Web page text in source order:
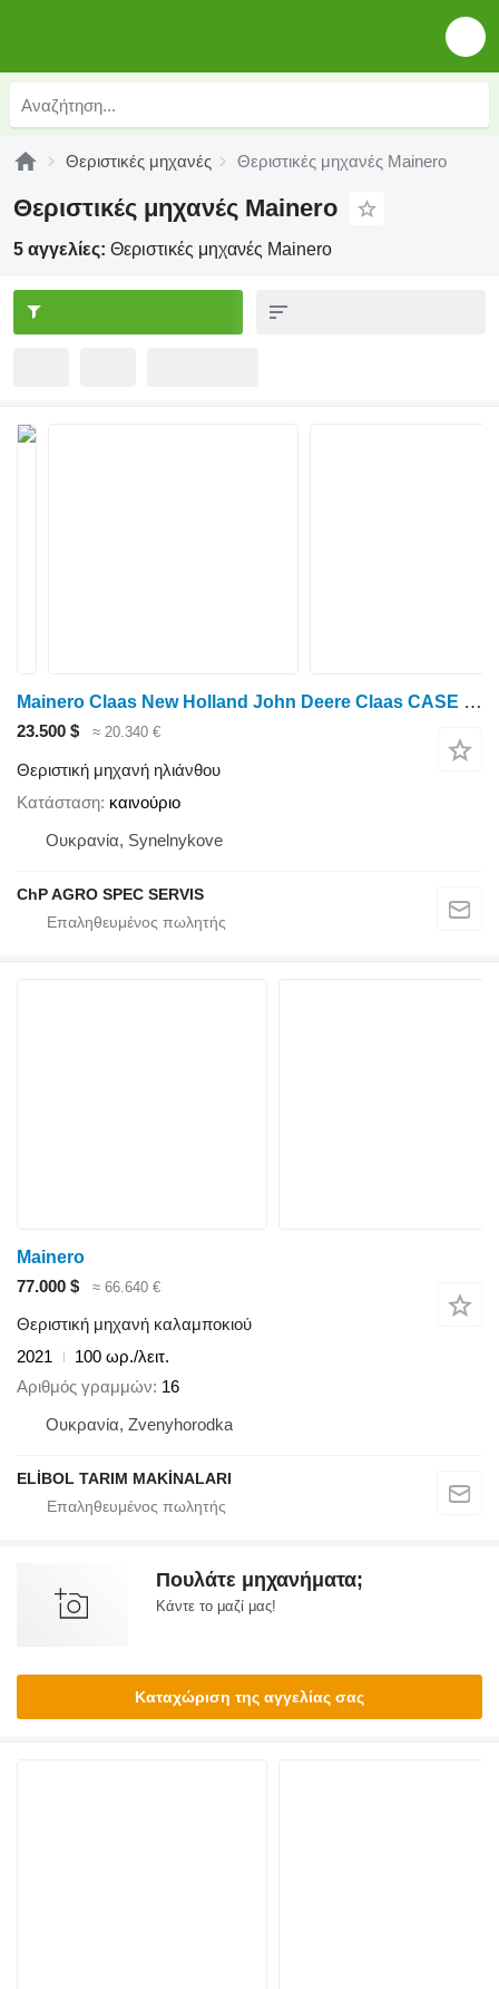
Θεριστικές μηχανές Θεριστικές μηχανές Mainero
Θεριστικές μηχανές Mainero
5 αγγελίες: Θεριστικές μηχανές Mainero
Mainero Claas New Holland John Deere Claas CASE Shablya SUNSPEED Mainero
23.500 $ ≈ 20.340 €
Θεριστική μηχανή ηλιάνθου
Κατάσταση καινούριο
Ουκρανία, Synelnykove
ChP AGRO SPEC SERVIS
Mainero
77.000 $
≈ 66.640 €
Θεριστική μηχανή καλαμποκιού
2021
100 ωρ./λειτ.
Αριθμός γραμμών 16
Ουκρανία, Zvenyhorodka
ELİBOL TARIM MAKİNALARI
Πουλάτε μηχανήματα;
Κάντε το μαζί μας!
Καταχώριση της αγγελίας σας